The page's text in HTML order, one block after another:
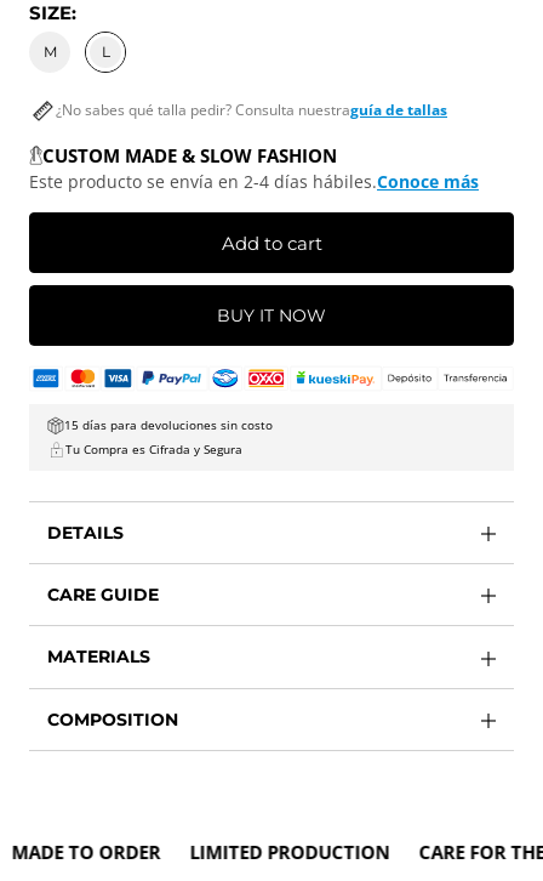
SIZE:
M L
¿No sabes qué talla pedir? Consulta nuestraguía de tallas
CUSTOM MADE & SLOW FASHION
Este producto se envía en 2-4 días hábiles.Conoce más
Add to cart
BUY IT NOW
15 días para devoluciones sin costo
Tu Compra es Cifrada y Segura
DETAILS
CARE GUIDE
MATERIALS
COMPOSITION
TO ORDER LIMITED PRODUCTION CARE FOR THE